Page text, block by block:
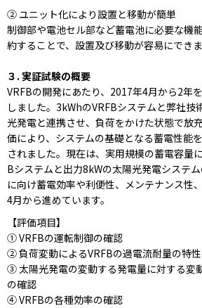
② ユニット化により設置と移動が簡単
制御部や電池セル部など蓄電池に必要な機
約することで、設置及び移動が容易にできま
３. 実証試験の概要
VRFBの開発にあたり、2017年4月から2年
しました。3kWhのVRFBシステムと弊社技
光発電と連携させ、負荷をかけた状態で放
価により、システムの基礎となる蓄電性能
されました。現在は、実用規模の蓄電容量
Bシステムと出力8kWの太陽光発電システ
に向け蓄電効率や利便性、メンテナンス性
4月から進めています。
【評価項目】
① VRFBの運転制御の確認
② 負荷変動によるVRFBの過電流耐量の特
③ 太陽光発電の変動する発電量に対する変
の確認
④ VRFBの各種効率の確認